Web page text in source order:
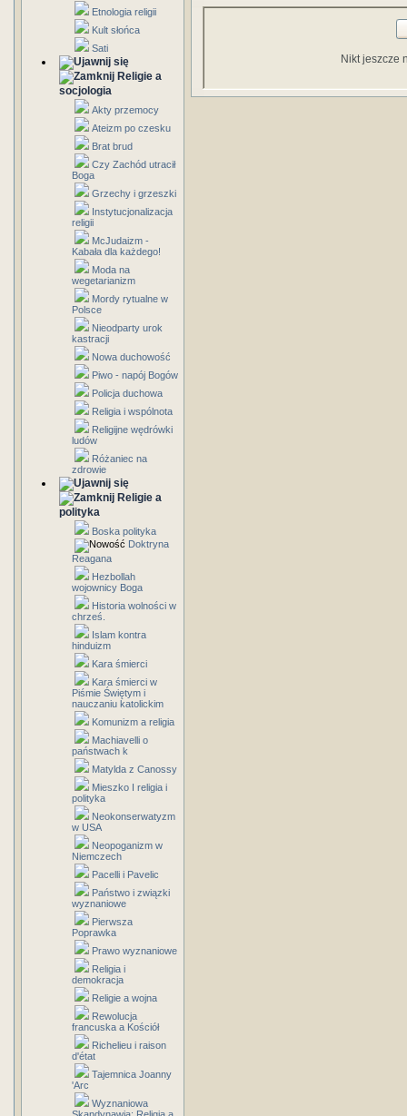
Etnologia religii
Kult słońca
Sati
Religie a
socjologia
Akty przemocy
Ateizm po czesku
Brat brud
Czy Zachód utracił
Boga
Grzechy i grzeszki
Instytucjonalizacja
religii
McJudaizm -
Kabała dla każdego!
Moda na
wegetarianizm
Mordy rytualne w
Polsce
Nieodparty urok
kastracji
Nowa duchowość
Piwo - napój Bogów
Policja duchowa
Religia i wspólnota
Religijne wędrówki
ludów
Różaniec na
zdrowie
Religie a
polityka
Boska polityka
Doktryna
Reagana
Hezbollah
wojownicy Boga
Historia wolności w
chrześ.
Islam kontra
hinduizm
Kara śmierci
Kara śmierci w
Piśmie Świętym i
nauczaniu katolickim
Komunizm a religia
Machiavelli o
państwach k
Matylda z Canossy
Mieszko I religia i
polityka
Neokonserwatyzm
w USA
Neopoganizm w
Niemczech
Pacelli i Pavelic
Państwo i związki
wyznaniowe
Pierwsza
Poprawka
Prawo wyznaniowe
Religia i
demokracja
Religie a wojna
Rewolucja
francuska a Kościół
Richelieu i raison
d'état
Tajemnica Joanny
'Arc
Wyznaniowa
Nikt jeszcze